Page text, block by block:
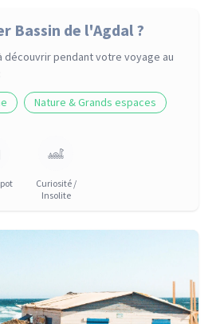
Bassin de l'Agdal ?
découvrir pendant votre voyage au
Nature & Grands espaces
Curiosité /
Insolite